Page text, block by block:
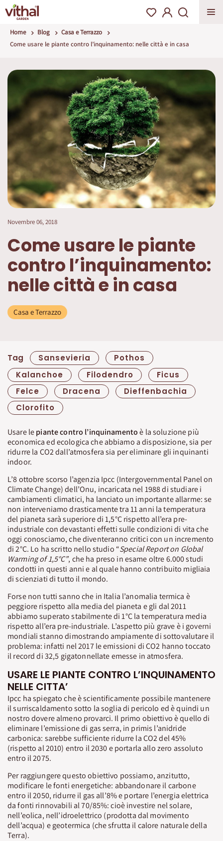
Home Blog
Casa e Terrazzo
Come usare le piante contro l’inquinamento: nelle città e in casa
Novembre 06, 2018
Come usare le piante
contro l’inquinamento:
nelle città e in casa
Casa e Terrazzo
Tag Sansevieria
Pothos
Kalanchoe
Filodendro
Ficus
Felce
Dracena
Dieffenbachia
Clorofito
Usare lepiante contro l’inquinamentoè la soluzione più
economica ed ecologica che abbiamo a disposizione, sia per
ridurre la CO2 dall’atmosfera sia per eliminare gli inquinanti
indoor.
L’8 ottobre scorso l’agenzia Ipcc (Intergovernmental Panel on
Climate Change) dell’Onu, incaricata nel 1988 di studiare i
cambiamenti climatici, ha lanciato un importante allarme: se
non interveniamo drasticamente tra 11 anni la temperatura
del pianeta sarà superiore di 1,5°C rispetto all’era pre-
industriale con devastanti effetti sulle condizioni di vita che
oggi conosciamo, che diventeranno critici con un incremento
di 2°C. Lo ha scritto nello studio “Special Report on Global
Warming of 1,5°C”, che ha preso in esame oltre 6.000 studi
condotti in questi anni e al quale hanno contribuito migliaia
di scienziati di tutto il mondo.
Forse non tutti sanno che in Italia l’anomalia termica è
peggiore rispetto alla media del pianeta e gli dal 2011
abbiamo superato stabilmente di 1°C la temperatura media
rispetto all’era pre-industriale. L’aspetto più grave è i governi
mondiali stanno dimostrando ampiamente di sottovalutare il
problema: infatti nel 2017 le emissioni di CO2 hanno toccato
il record di 32,5 gigatonnellate emesse in atmosfera.
USARE LE PIANTE CONTRO L’INQUINAMENTO
NELLE CITTA’
Ipcc ha spiegato che è scientificamente possibile mantenere
il surriscaldamento sotto la soglia di pericolo ed è quindi un
nostro dovere almeno provarci. Il primo obiettivo è quello di
eliminare l’emissione di gas serra, in primis l’anidride
carbonica: sarebbe sufficiente ridurre la CO2 del 45%
(rispetto al 2010) entro il 2030 e portarla allo zero assoluto
entro il 2075.
Per raggiungere questo obiettivo possiamo, anzitutto,
modificare le fonti energetiche: abbandonare il carbone
entro il 2050, ridurre il gas all’8% e portare l’energia elettrica
da fonti rinnovabili al 70/85%: cioè investire nel solare,
nell’eolica, nell’idroelettrico (prodotta dal movimento
dell’acqua) e geotermica (che sfrutta il calore naturale della
Terra).